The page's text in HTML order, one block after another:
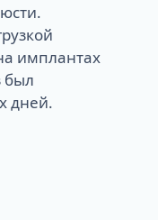
имплантах
был
дней.